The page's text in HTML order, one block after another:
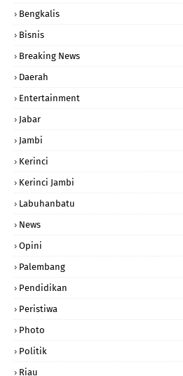
Bengkalis
Bisnis
Breaking News
Daerah
Entertainment
Jabar
Jambi
Kerinci
Kerinci Jambi
Labuhanbatu
News
Opini
Palembang
Pendidikan
Peristiwa
Photo
Politik
Riau